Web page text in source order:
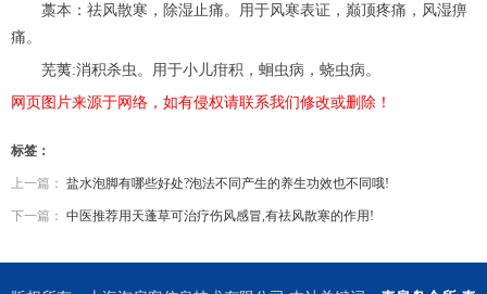
藁本：祛风散寒，除湿止痛。用于风寒表证，巅顶疼痛，风湿痹
痛。
芜荑:消积杀虫。用于小儿疳积，蛔虫病，蛲虫病。
网页图片来源于网络，如有侵权请联系我们修改或删除！
标签：
上一篇： 盐水泡脚有哪些好处?泡法不同产生的养生功效也不同哦!
下一篇： 中医推荐用天蓬草可治疗伤风感冒,有祛风散寒的作用!